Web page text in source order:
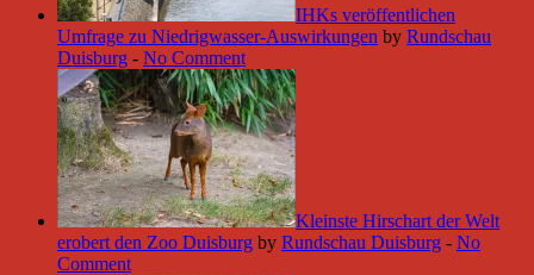
IHKs veröffentlichen
Umfrage zu Niedrigwasser-Auswirkungen by Rundschau
Duisburg - No Comment
Kleinste Hirschart der Welt
erobert den Zoo Duisburg by Rundschau Duisburg - No
Comment